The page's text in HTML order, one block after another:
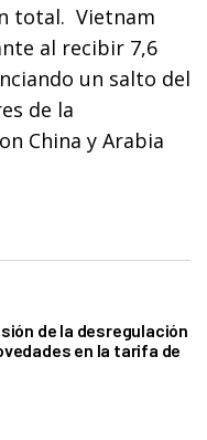
total. Vietnam
al recibir 7,6
un salto del
de la
China y Arabia
de la desregulación
en la tarifa de